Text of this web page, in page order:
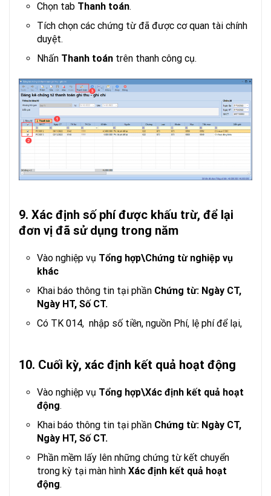
Chọn tab Thanh toán.
Tích chọn các chứng từ đã được cơ quan tài chính
duyệt.
Nhấn Thanh toán trên thanh công cụ.
9. Xác định số phí được khấu trừ, để lại
đơn vị đã sử dụng trong năm
Vào nghiệp vụ Tổng hợp\Chứng từ nghiệp vụ
khác
Khai báo thông tin tại phần Chứng từ: Ngày CT,
Ngày HT, Số CT.
Có TK 014, nhập số tiền, nguồn Phí, lệ phí để lại,
10. Cuối kỳ, xác định kết quả hoạt động
Vào nghiệp vụ Tổng hợp\Xác định kết quả hoạt
động.
Khai báo thông tin tại phần Chứng từ: Ngày CT,
Ngày HT, Số CT.
Phần mềm lấy lên những chứng từ kết chuyển
trong kỳ tại màn hình Xác định kết quả hoạt
động.